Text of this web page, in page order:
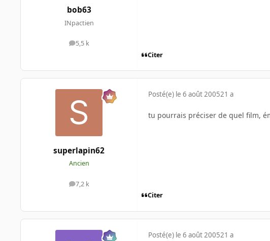
bob63
INpactien
5,5 k
messages
Citer
superlapin62
Ancien
7,2 k
messages
Posté(e) le 6 août 200521 a
tu pourrais préciser de quel film,
Citer
Posté(e) le 6 août 200521 a